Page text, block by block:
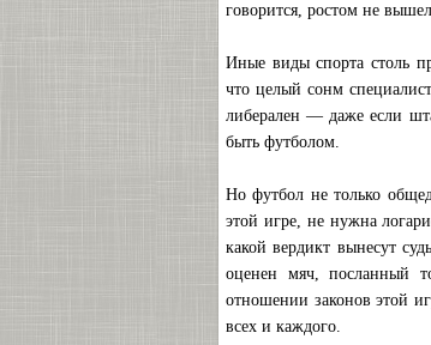
говорится, ростом не
Иные виды спорта столь
что целый сонм
либерален — даже если
быть футболом.
Но футбол не только
этой игре, не нужна
какой вердикт вынесут
оценен мяч, посланный
отношении законов этой
всех и каждого.